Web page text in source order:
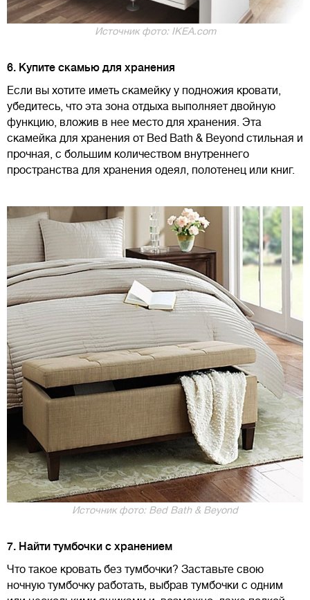
Источник фото: IKEA.com
6. Купите скамью для хранения
Если вы хотите иметь скамейку у подножия кровати,
убедитесь, что эта зона отдыха выполняет двойную
функцию, вложив в нее место для хранения. Эта
скамейка для хранения от Bed Bath & Beyond стильная и
прочная, с большим количеством внутреннего
пространства для хранения одеял, полотенец или книг.
Источник фото: Bed Bath & Beyond
7. Найти тумбочки с хранением
Что такое кровать без тумбочки? Заставьте свою
ночную тумбочку работать, выбрав тумбочки с одним